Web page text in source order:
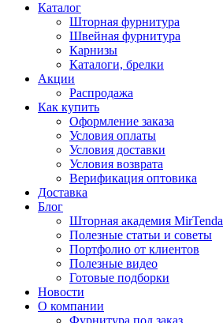
Каталог
Шторная фурнитура
Швейная фурнитура
Карнизы
Каталоги, брелки
Акции
Распродажа
Как купить
Оформление заказа
Условия оплаты
Условия доставки
Условия возврата
Верификация оптовика
Доставка
Блог
Шторная академия MirTenda
Полезные статьи и советы
Портфолио от клиентов
Полезные видео
Готовые подборки
Новости
О компании
Фурнитура под заказ